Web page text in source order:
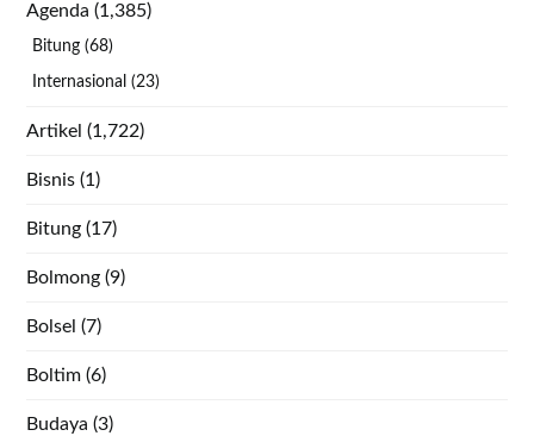
Agenda (1,385)
Bitung (68)
Internasional (23)
Artikel (1,722)
Bisnis (1)
Bitung (17)
Bolmong (9)
Bolsel (7)
Boltim (6)
Budaya (3)